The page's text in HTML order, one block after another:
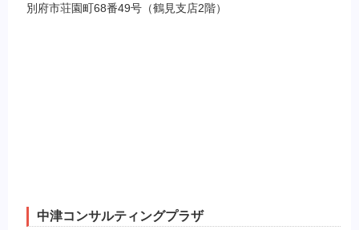
別府市荘園町68番49号（鶴見支店2階）
中津コンサルティングプラザ